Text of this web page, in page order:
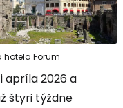
hotela Forum
apríla 2026 a
štyri týždne